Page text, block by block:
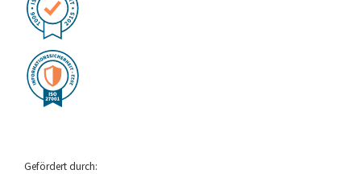
Gefördert durch: